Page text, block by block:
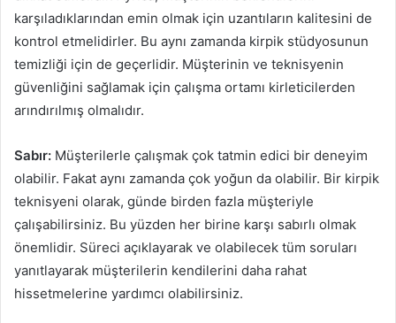
karşıladıklarından emin olmak için uzantıların kalitesini de
kontrol etmelidirler. Bu aynı zamanda kirpik stüdyosunun
temizliği için de geçerlidir. Müşterinin ve teknisyenin
güvenliğini sağlamak için çalışma ortamı kirleticilerden
arındırılmış olmalıdır.
Sabır: Müşterilerle çalışmak çok tatmin edici bir deneyim
olabilir. Fakat aynı zamanda çok yoğun da olabilir. Bir kirpik
teknisyeni olarak, günde birden fazla müşteriyle
çalışabilirsiniz. Bu yüzden her birine karşı sabırlı olmak
önemlidir. Süreci açıklayarak ve olabilecek tüm soruları
yanıtlayarak müşterilerin kendilerini daha rahat
hissetmelerine yardımcı olabilirsiniz.